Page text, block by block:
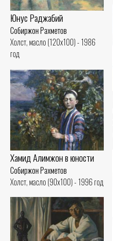
Юнус Раджабий
Собиржон Рахметов
Холст, масло (120x100) - 1986
год
Хамид Алимжон в юности
Собиржон Рахметов
Холст, масло (90x100) - 1996 год